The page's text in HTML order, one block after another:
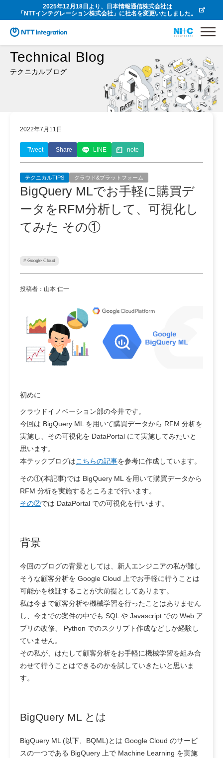
2025年12月18日より、日本情報通信株式会社は
「NTTインテグレーション株式会社」に社名を変更いたしました。
Technical Blog
テクニカルブログ
2022年7月11日
Tweet Share LINE note
テクニカルTIPS クラウド&プラットフォーム
BigQuery MLでお手軽に購買デ
ータをRFM分析して、可視化し
てみた その①
# Google Cloud
投稿者：山本 仁一
初めに
クラウドイノベーション部の今井です。
今回は BigQuery ML を用いて購買データから RFM 分析を
実施し、その可視化を DataPortal にて実施してみたいと
思います。
本テックブログはこちらの記事を参考に作成しています。
その①(本記事)では BigQuery ML を用いて購買データから
RFM 分析を実施するところまで行います。
その②では DataPortal での可視化を行います。
背景
今回のブログの背景としては、 新人エンジニアの私が難し
そうな顧客分析を Google Cloud 上でお手軽に行うことは
可能かを検証することが大前提としてあります。
私は今まで顧客分析や機械学習を行ったことはありません
し、今までの案件の中でも SQL や Javascript での Web ア
プリの改修、 Python でのスクリプト作成などしか経験し
ていません。
その私が、はたして顧客分析をお手軽に機械学習を組み合
わせて行うことはできるのかを試していきたいと思いま
す。
BigQuery ML とは
BigQuery ML (以下、BQML)とは Google Cloud のサービ
スの一つである BigQuery 上で Machine Learning を実施